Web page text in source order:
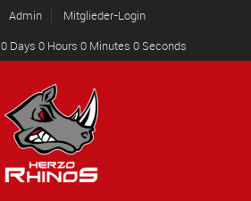
Admin
Mitglieder-Login
0 Days 0 Hours 0 Minutes 0 Seconds